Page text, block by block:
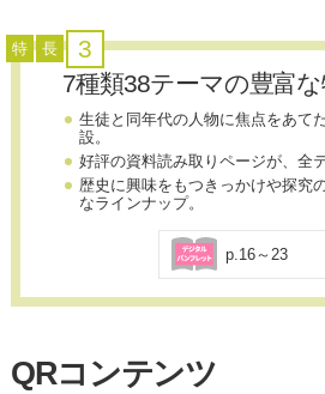
特 長
3
7種類38テーマの豊富
生徒と同年代の人物に焦点をあて
設。
好評の資料読み取りページが、全
歴史に興味をもつきっかけや探究
なラインナップ。
p.16～23
QRコンテンツ